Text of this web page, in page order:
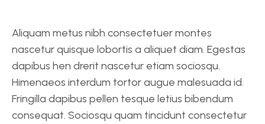
Aliquam metus nibh consectetuer montes
nascetur quisque lobortis a aliquet diam. Egestas
dapibus hen drerit nascetur etiam sociosqu.
Himenaeos interdum tortor augue malesuada id.
Fringilla dapibus pellen tesque letius bibendum
consequat. Sociosqu quam tincidunt consectetur